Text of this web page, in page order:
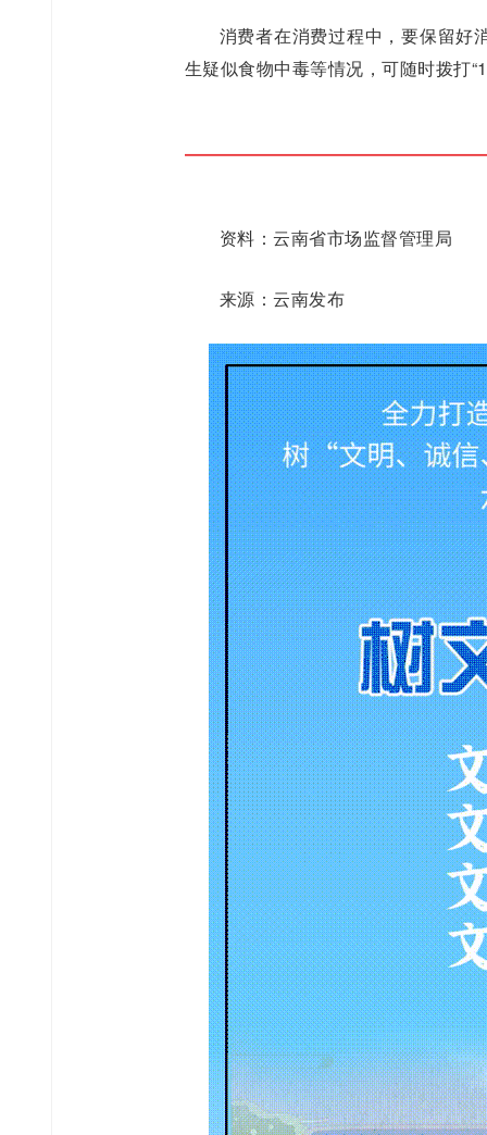
消费者在消费过程中，要保留好
生疑似食物中毒等情况，可随时拨打
资料：云南省市场监督管理局
来源：云南发布